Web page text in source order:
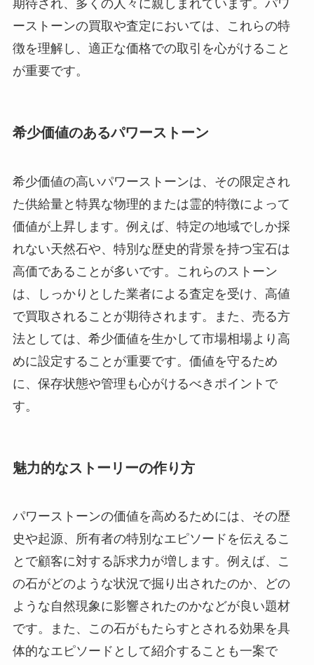
期待され、多くの人々に親しまれています。パワ
ーストーンの買取や査定においては、これらの特
徴を理解し、適正な価格での取引を心がけること
が重要です。
希少価値のあるパワーストーン
希少価値の高いパワーストーンは、その限定され
た供給量と特異な物理的または霊的特徴によって
価値が上昇します。例えば、特定の地域でしか採
れない天然石や、特別な歴史的背景を持つ宝石は
高価であることが多いです。これらのストーン
は、しっかりとした業者による査定を受け、高値
で買取されることが期待されます。また、売る方
法としては、希少価値を生かして市場相場より高
めに設定することが重要です。価値を守るため
に、保存状態や管理も心がけるべきポイントで
す。
魅力的なストーリーの作り方
パワーストーンの価値を高めるためには、その歴
史や起源、所有者の特別なエピソードを伝えるこ
とで顧客に対する訴求力が増します。例えば、こ
の石がどのような状況で掘り出されたのか、どの
ような自然現象に影響されたのかなどが良い題材
です。また、この石がもたらすとされる効果を具
体的なエピソードとして紹介することも一案で